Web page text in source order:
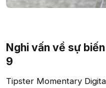
Nghi vấn về sự
9​
Tipster Momentary